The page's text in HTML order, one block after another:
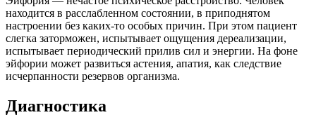
находится в расслабленном состоянии, в приподнятом
настроении без каких-то особых причин. При этом пациент
слегка заторможен, испытывает ощущения дереализации,
испытывает периодический прилив сил и энергии. На фоне
эйфории может развиться астения, апатия, как следствие
исчерпанности резервов организма.
Диагностика